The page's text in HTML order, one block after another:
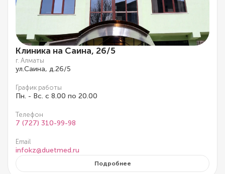
Клиника на Саина, 26/5
г. Алматы
ул.Саина, д.26/5
График работы
Пн. - Вс. с 8.00 по 20.00
Телефон
7 (727) 310-99-98
Email
infokz@duetmed.ru
Подробнее